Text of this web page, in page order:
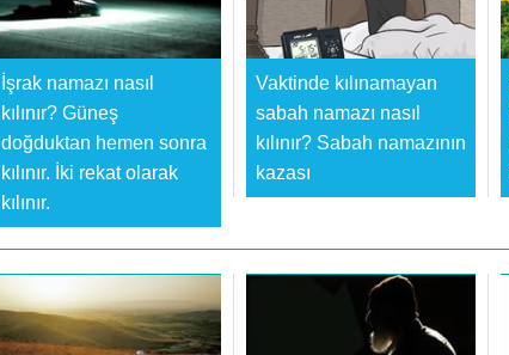
Vaktinde kılınamayan
sabah namazı nasıl
kılınır? Sabah namazının
kazası
İşrak namazı nasıl
kılınır? Güneş
doğduktan hemen sonra
kılınır. İki rekat olarak
kılınır.